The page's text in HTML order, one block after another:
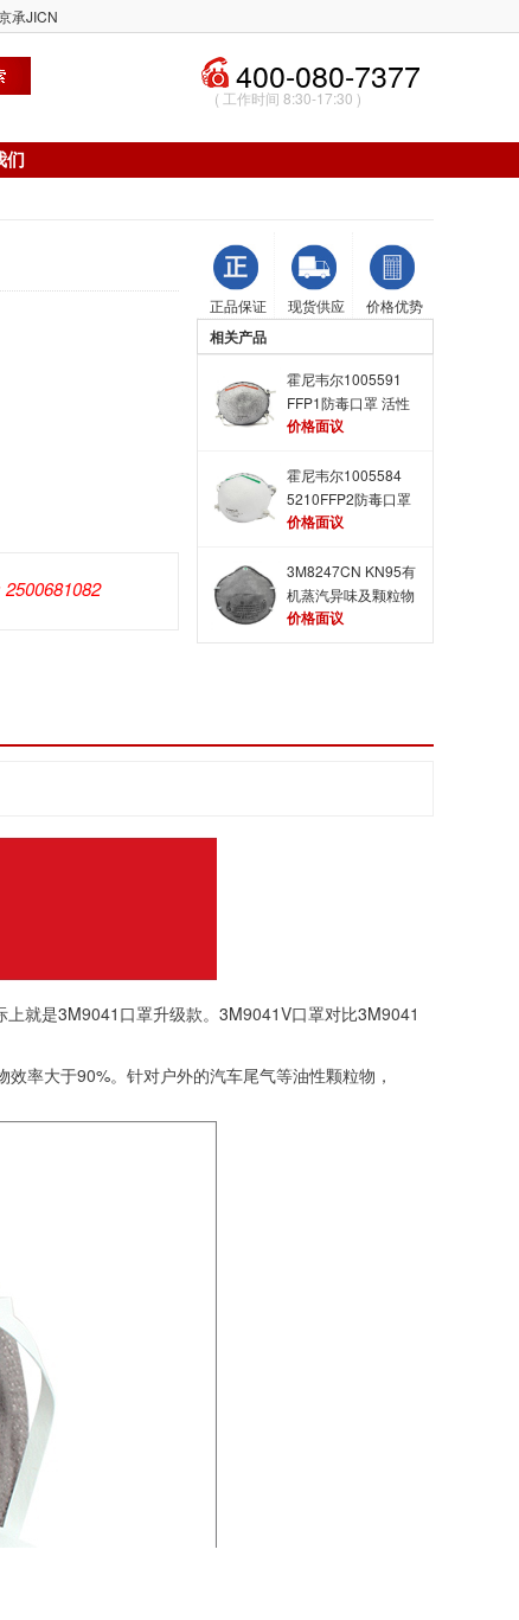
承JICN
400-080-7377
( 工作时间 8:30-17:30 )
们
正品保证 现货供应 价格优势
相关产品
霍尼韦尔1005591
FFP1防毒口罩 活性
炭防毒口罩
价格面议
霍尼韦尔1005584
5210FFP2防毒口罩
头带式防尘毒口罩
价格面议
3M8247CN KN95有
机蒸汽异味及颗粒物
防毒口罩 防甲醛防
毒口罩
价格面议
上就是3M9041口罩升级款。 3M9041V口罩对比3M9041
率大于90%。针对户外的汽车尾气等油性颗粒物，